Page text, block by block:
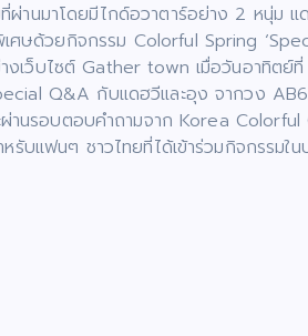
านมาโดยมีไกด์อวาตาร์อย่าง 2 หนุ่ม แ
ศษด้วยกิจกรรม Colorful Spring
เว็บไซต์ Gather town เมื่อวันอาทิตย์
Q&A กับแดฮวีและอุง จากวง
ผ่านรอบตอบคำถามจาก Korea
บแฟนๆ ชาวไทยที่ได้เข้าร่วมกิจกรรมใน